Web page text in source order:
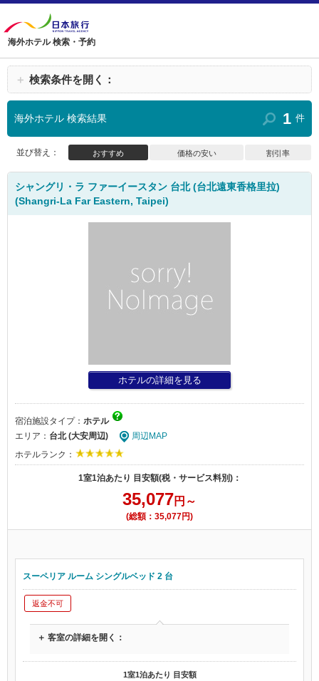
海外ホテル 検索・予約
＋ 検索条件を開く：
海外ホテル 検索結果 1 件
並び替え： おすすめ 価格の安い 割引率
シャングリ・ラ ファーイースタン 台北 (台北遠東香格里拉)
(Shangri-La Far Eastern, Taipei)
ホテルの詳細を見る
宿泊施設タイプ： ホテル
エリア： 台北 (大安周辺)
周辺MAP
ホテルランク：
1室1泊あたり 目安額(税・サービス料別)：
35,077円～
(総額：35,077円)
スーペリア ルーム シングルベッド 2 台
返金不可
＋ 客室の詳細を開く：
1室1泊あたり 目安額